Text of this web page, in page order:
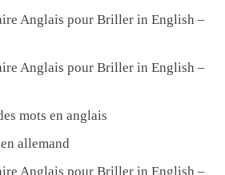
Anglais pour Briller in English –
Anglais pour Briller in English –
mots en anglais
allemand
Anglais pour Briller in English –